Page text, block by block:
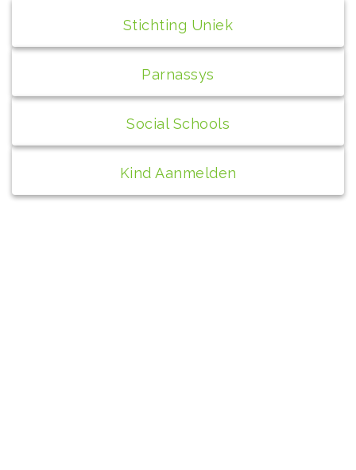
Stichting Uniek
Parnassys
Social Schools
Kind Aanmelden